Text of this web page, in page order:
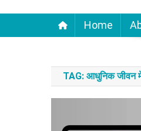
Home
TAG: आधुनिक जीवन में